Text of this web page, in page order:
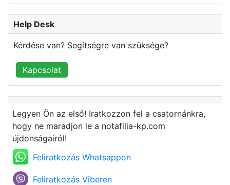
Help Desk
Kérdése van? Segítségre van szüksége?
Kapcsolat
Legyen Ön az első! Iratkozzon fel a csatornánkra,
hogy ne maradjon le a notafilia-kp.com
újdonságairól!
Feliratkozás Whatsappon
Feliratkozás Viberen